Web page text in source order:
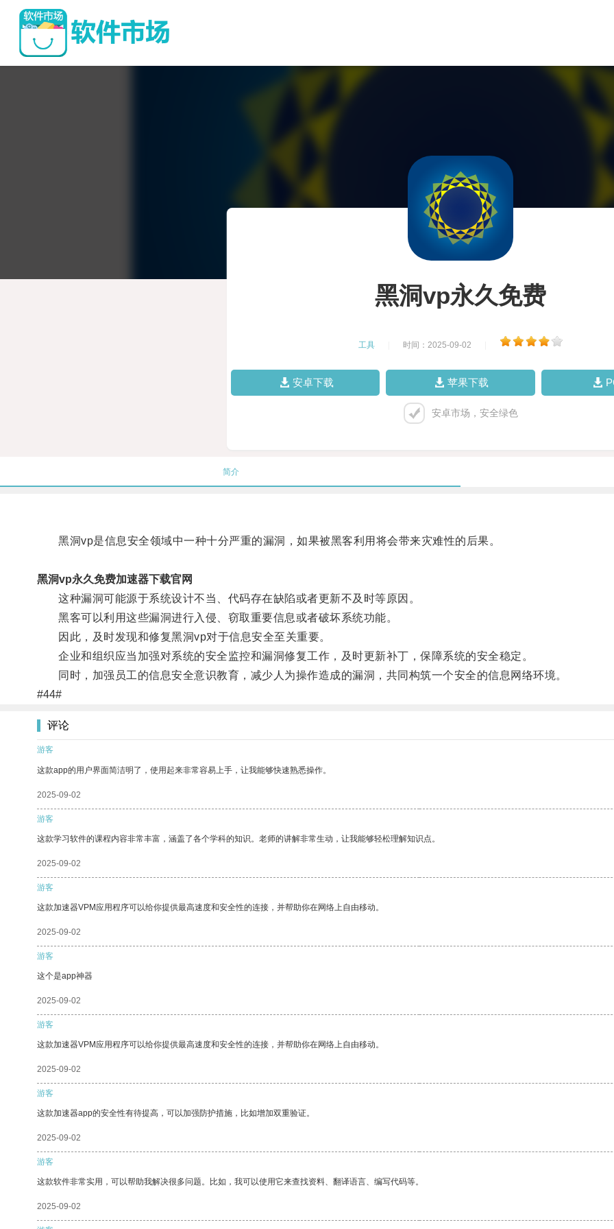
黑洞vp永久免费
工具 时间：2025-09-02
安卓下载 苹果下载
安卓市场，安全绿色
简介
黑洞vp是信息安全领域中一种十分严重的漏洞，如果被黑客利用将会带来灾难性的后果。
黑洞vp永久免费加速器下载官网
这种漏洞可能源于系统设计不当、代码存在缺陷或者更新不及时等原因。
黑客可以利用这些漏洞进行入侵、窃取重要信息或者破坏系统功能。
因此，及时发现和修复黑洞vp对于信息安全至关重要。
企业和组织应当加强对系统的安全监控和漏洞修复工作，及时更新补丁，保障系统的安全稳定。
同时，加强员工的信息安全意识教育，减少人为操作造成的漏洞，共同构筑一个安全的信息网络环境。
#44#
评论
游客
这款app的用户界面简洁明了，使用起来非常容易上手，让我能够快速熟悉操作。
2025-09-02
游客
这款学习软件的课程内容非常丰富，涵盖了各个学科的知识。老师的讲解非常生动，让我能够轻松理解知识点。
2025-09-02
游客
这款加速器VPM应用程序可以给你提供最高速度和安全性的连接，并帮助你在网络上自由移动。
2025-09-02
游客
这个是app神器
2025-09-02
游客
这款加速器VPM应用程序可以给你提供最高速度和安全性的连接，并帮助你在网络上自由移动。
2025-09-02
游客
这款加速器app的安全性有待提高，可以加强防护措施，比如增加双重验证。
2025-09-02
游客
这款软件非常实用，可以帮助我解决很多问题。比如，我可以使用它来查找资料、翻译语言、编写代码等。
2025-09-02